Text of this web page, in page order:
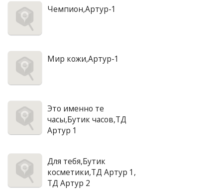
Чемпион,Артур-1
Мир кожи,Артур-1
Это именно те
часы,Бутик часов,ТД
Артур 1
Для тебя,Бутик
косметики,ТД Артур 1,
ТД Артур 2